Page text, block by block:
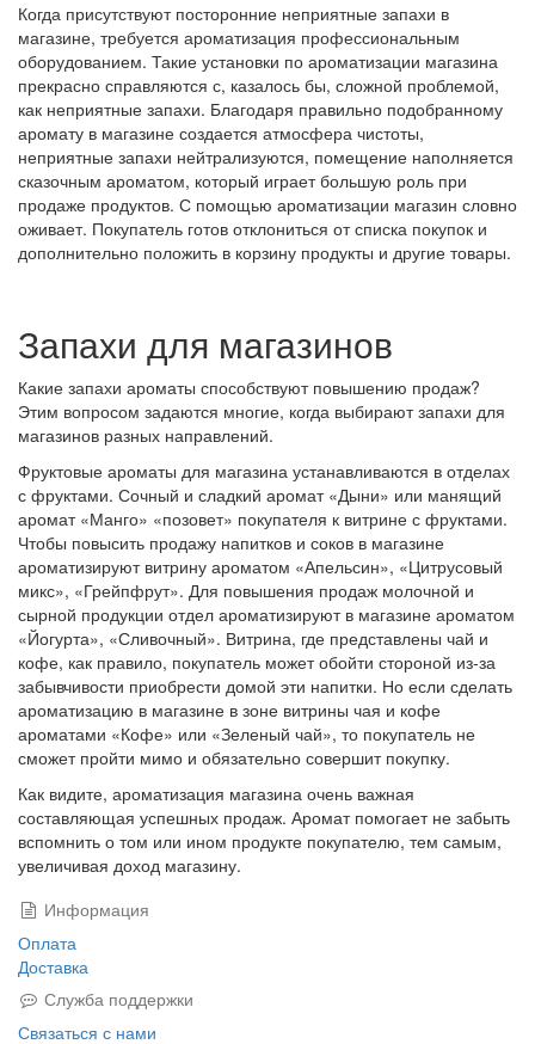
Когда присутствуют посторонние неприятные запахи в
магазине, требуется ароматизация профессиональным
оборудованием. Такие установки по ароматизации магазина
прекрасно справляются с, казалось бы, сложной проблемой,
как неприятные запахи. Благодаря правильно подобранному
аромату в магазине создается атмосфера чистоты,
неприятные запахи нейтрализуются, помещение наполняется
сказочным ароматом, который играет большую роль при
продаже продуктов. С помощью ароматизации магазин словно
оживает. Покупатель готов отклониться от списка покупок и
дополнительно положить в корзину продукты и другие товары.
Запахи для магазинов
Какие запахи ароматы способствуют повышению продаж?
Этим вопросом задаются многие, когда выбирают запахи для
магазинов разных направлений.
Фруктовые ароматы для магазина устанавливаются в отделах
с фруктами. Сочный и сладкий аромат «Дыни» или манящий
аромат «Манго» «позовет» покупателя к витрине с фруктами.
Чтобы повысить продажу напитков и соков в магазине
ароматизируют витрину ароматом «Апельсин», «Цитрусовый
микс», «Грейпфрут». Для повышения продаж молочной и
сырной продукции отдел ароматизируют в магазине ароматом
«Йогурта», «Сливочный». Витрина, где представлены чай и
кофе, как правило, покупатель может обойти стороной из-за
забывчивости приобрести домой эти напитки. Но если сделать
ароматизацию в магазине в зоне витрины чая и кофе
ароматами «Кофе» или «Зеленый чай», то покупатель не
сможет пройти мимо и обязательно совершит покупку.
Как видите, ароматизация магазина очень важная
составляющая успешных продаж. Аромат помогает не забыть
вспомнить о том или ином продукте покупателю, тем самым,
увеличивая доход магазину.
Информация
Оплата
Доставка
Служба поддержки
Связаться с нами